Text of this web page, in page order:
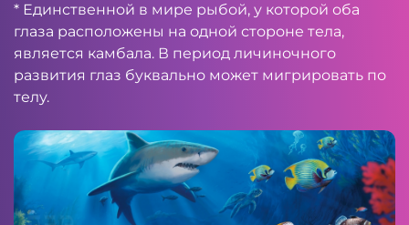
* Единственной в мире рыбой, у которой оба
глаза расположены на одной стороне тела,
является камбала. В период личиночного
развития глаз буквально может мигрировать по
телу.